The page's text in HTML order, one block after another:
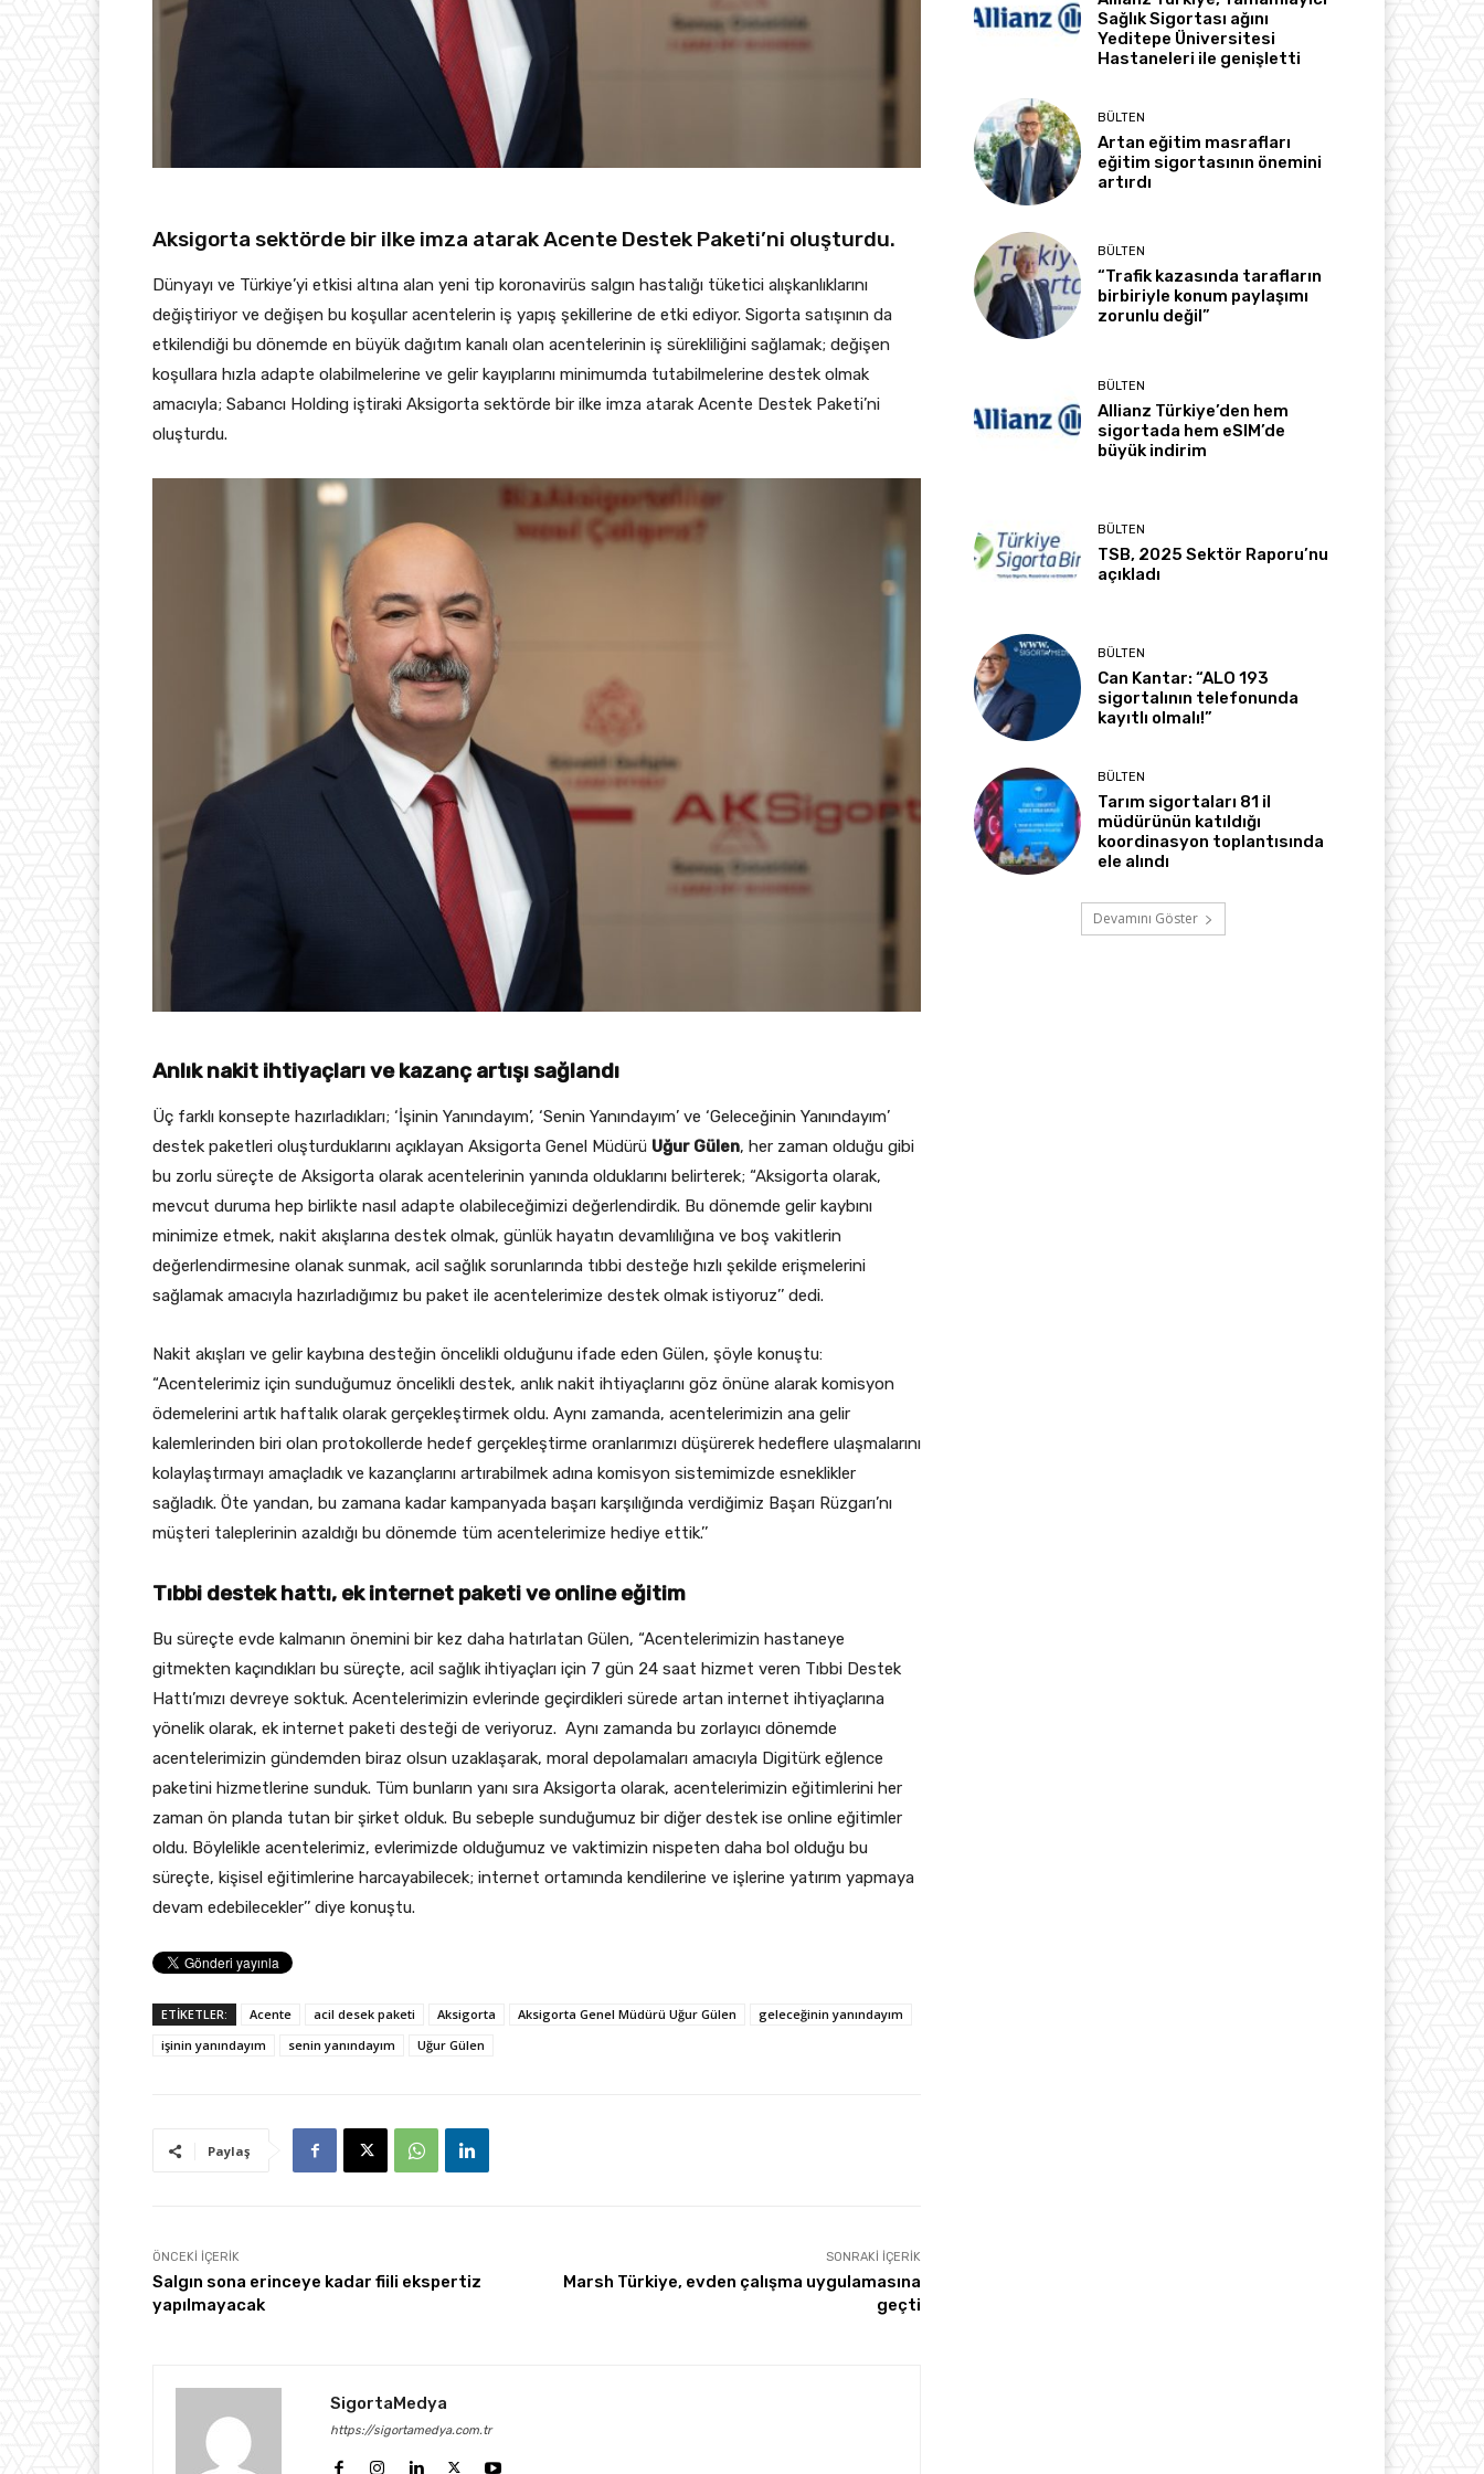
Aksigorta sektörde bir ilke imza atarak Acente Destek Paketi’ni oluşturdu.
Dünyayı ve Türkiye’yi etkisi altına alan yeni tip koronavirüs salgın hastalığı tüketici alışkanlıklarını
değiştiriyor ve değişen bu koşullar acentelerin iş yapış şekillerine de etki ediyor. Sigorta satışının da
etkilendiği bu dönemde en büyük dağıtım kanalı olan acentelerinin iş sürekliliğini sağlamak; değişen
koşullara hızla adapte olabilmelerine ve gelir kayıplarını minimumda tutabilmelerine destek olmak
amacıyla; Sabancı Holding iştiraki Aksigorta sektörde bir ilke imza atarak Acente Destek Paketi’ni
oluşturdu.
Anlık nakit ihtiyaçları ve kazanç artışı sağlandı
Üç farklı konsepte hazırladıkları; ‘İşinin Yanındayım’, ‘Senin Yanındayım’ ve ‘Geleceğinin Yanındayım’
destek paketleri oluşturduklarını açıklayan Aksigorta Genel Müdürü Uğur Gülen, her zaman olduğu gibi
bu zorlu süreçte de Aksigorta olarak acentelerinin yanında olduklarını belirterek; “Aksigorta olarak,
mevcut duruma hep birlikte nasıl adapte olabileceğimizi değerlendirdik. Bu dönemde gelir kaybını
minimize etmek, nakit akışlarına destek olmak, günlük hayatın devamlılığına ve boş vakitlerin
değerlendirmesine olanak sunmak, acil sağlık sorunlarında tıbbi desteğe hızlı şekilde erişmelerini
sağlamak amacıyla hazırladığımız bu paket ile acentelerimize destek olmak istiyoruz’’ dedi.
Nakit akışları ve gelir kaybına desteğin öncelikli olduğunu ifade eden Gülen, şöyle konuştu:
“Acentelerimiz için sunduğumuz öncelikli destek, anlık nakit ihtiyaçlarını göz önüne alarak komisyon
ödemelerini artık haftalık olarak gerçekleştirmek oldu. Aynı zamanda, acentelerimizin ana gelir
kalemlerinden biri olan protokollerde hedef gerçekleştirme oranlarımızı düşürerek hedeflere ulaşmalarını
kolaylaştırmayı amaçladık ve kazançlarını artırabilmek adına komisyon sistemimizde esneklikler
sağladık. Öte yandan, bu zamana kadar kampanyada başarı karşılığında verdiğimiz Başarı Rüzgarı’nı
müşteri taleplerinin azaldığı bu dönemde tüm acentelerimize hediye ettik.’’
Tıbbi destek hattı, ek internet paketi ve online eğitim
Bu süreçte evde kalmanın önemini bir kez daha hatırlatan Gülen, “Acentelerimizin hastaneye
gitmekten kaçındıkları bu süreçte, acil sağlık ihtiyaçları için 7 gün 24 saat hizmet veren Tıbbi Destek
Hattı’mızı devreye soktuk. Acentelerimizin evlerinde geçirdikleri sürede artan internet ihtiyaçlarına
yönelik olarak, ek internet paketi desteği de veriyoruz. Aynı zamanda bu zorlayıcı dönemde
acentelerimizin gündemden biraz olsun uzaklaşarak, moral depolamaları amacıyla Digitürk eğlence
paketini hizmetlerine sunduk. Tüm bunların yanı sıra Aksigorta olarak, acentelerimizin eğitimlerini her
zaman ön planda tutan bir şirket olduk. Bu sebeple sunduğumuz bir diğer destek ise online eğitimler
oldu. Böylelikle acentelerimiz, evlerimizde olduğumuz ve vaktimizin nispeten daha bol olduğu bu
süreçte, kişisel eğitimlerine harcayabilecek; internet ortamında kendilerine ve işlerine yatırım yapmaya
devam edebilecekler’’ diye konuştu.
ETİKETLER: Acente acil desek paketi Aksigorta Aksigorta Genel Müdürü Uğur Gülen
geleceğinin yanındayım
işinin yanındayım
senin yanındayım Uğur Gülen
Paylaş
ÖNCEKI İÇERIK
Salgın sona erinceye kadar fiili ekspertiz
yapılmayacak
SONRAKI İÇERIK
Marsh Türkiye, evden çalışma uygulamasına
geçti
SigortaMedya
https://sigortamedya.com.tr
Sağlık Sigortası ağını
Yeditepe Üniversitesi
Hastaneleri ile genişletti
BÜLTEN
Artan eğitim masrafları
eğitim sigortasının önemini
artırdı
BÜLTEN
“Trafik kazasında tarafların
birbiriyle konum paylaşımı
zorunlu değil”
BÜLTEN
Allianz Türkiye’den hem
sigortada hem eSIM’de
büyük indirim
BÜLTEN
TSB, 2025 Sektör Raporu’nu
açıkladı
BÜLTEN
Can Kantar: “ALO 193
sigortalının telefonunda
kayıtlı olmalı!”
BÜLTEN
Tarım sigortaları 81 il
müdürünün katıldığı
koordinasyon toplantısında
ele alındı
Devamını Göster